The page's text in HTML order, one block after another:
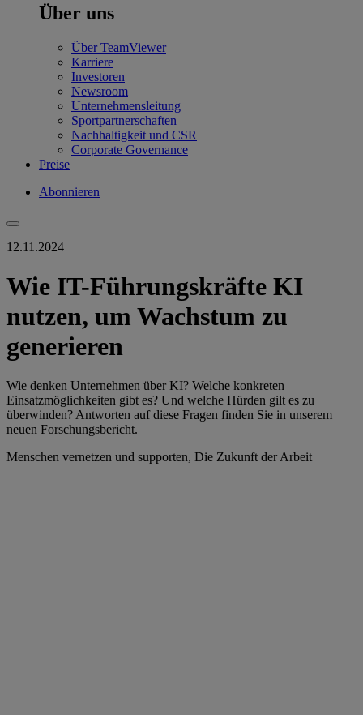
Über uns
Über TeamViewer
Karriere
Investoren
Newsroom
Unternehmensleitung
Sportpartnerschaften
Nachhaltigkeit und CSR
Corporate Governance
Preise
Abonnieren
12.11.2024
Wie IT-Führungskräfte KI
nutzen, um Wachstum zu
generieren
Wie denken Unternehmen über KI? Welche konkreten
Einsatzmöglichkeiten gibt es? Und welche Hürden gilt es zu
überwinden? Antworten auf diese Fragen finden Sie in unserem
neuen Forschungsbericht.
Menschen vernetzen und supporten, Die Zukunft der Arbeit